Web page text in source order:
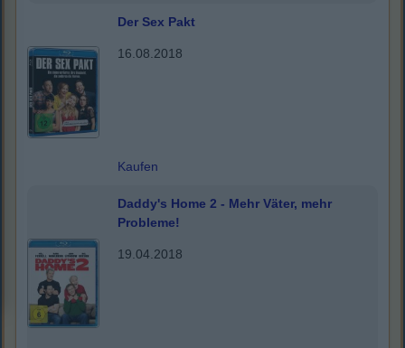
Der Sex Pakt
16.08.2018
Kaufen
Daddy's Home 2 - Mehr Väter, mehr
Probleme!
19.04.2018